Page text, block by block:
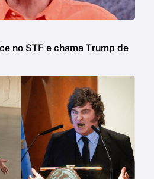
no STF e chama Trump de